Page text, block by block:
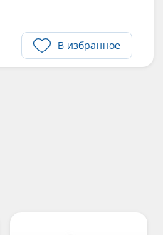
В избранное